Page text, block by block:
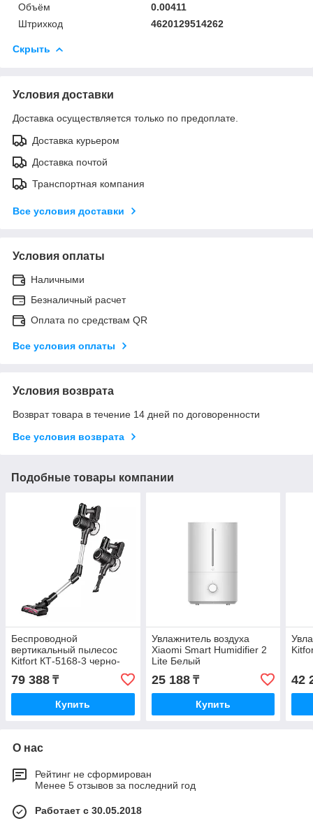
Объём
0.00411
Штрихкод
4620129514262
Скрыть
Условия доставки
Доставка осуществляется только по предоплате.
Доставка курьером
Доставка почтой
Транспортная компания
Все условия доставки
Условия оплаты
Наличными
Безналичный расчет
Оплата по средствам QR
Все условия оплаты
Условия возврата
Возврат товара в течение 14 дней по договоренности
Все условия возврата
Подобные товары компании
Беспроводной
вертикальный пылесос
Kitfort КТ-5168-3 черно-
79 388 ₸
Купить
Увлажнитель воздуха
Xiaomi Smart Humidifier 2
Lite Белый
25 188₸
Купить
42
О нас
Рейтинг не сформирован
Менее 5 отзывов за последний год
Работает с 30.05.2018